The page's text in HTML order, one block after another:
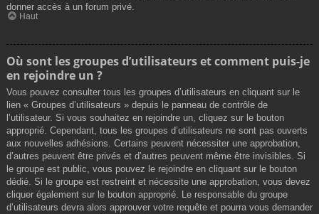
donner accès à un forum privé.
Haut
Où sont les groupes d’utilisateurs et comment puis-je
en rejoindre un ?
Vous pouvez consulter tous les groupes d’utilisateurs en cliquant sur le
lien « Groupes d’utilisateurs » depuis le panneau de contrôle de
l’utilisateur. Si vous souhaitez en rejoindre un, cliquez sur le bouton
approprié. Cependant, tous les groupes d’utilisateurs ne sont pas ouverts
aux nouvelles adhésions. Certains peuvent nécessiter une approbation,
d’autres peuvent être privés et d’autres peuvent même être invisibles. Si
le groupe est public, vous pouvez le rejoindre en cliquant sur le bouton
dédié. Si le groupe est restreint et nécessite une approbation, vous devez
cliquer également sur le bouton approprié. Le responsable du groupe
d’utilisateurs devra alors approuver votre requête et pourra vous demander